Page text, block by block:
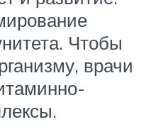
Чтобы
врачи